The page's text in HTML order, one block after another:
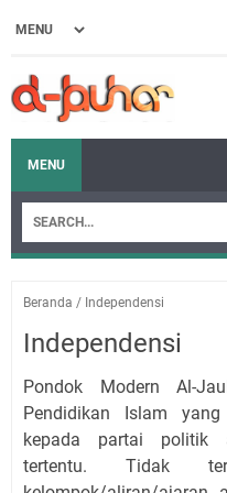
MENU
Beranda / Independensi
Independensi
Pondok Modern Al-
Pendidikan Islam
kepada partai politik
tertentu. Tidak